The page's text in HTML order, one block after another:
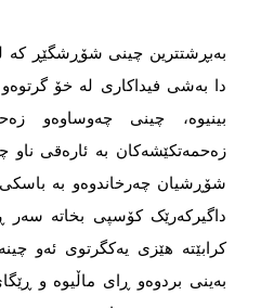
بەبڕشتترین چینی شۆڕشگێڕ کە
دا بەشی فیداکاری لە خۆ
بینیوە، چینی چەوساوەو
زەحمەتکێشەکان بە ئارەقی ناو
شۆڕشیان چەرخاندوەو بە باسکی
داگیرکەرێک کۆسپی بخاتە سەر
کرابێتە هێزی یەکگرتوی ئەو
بەینی بردوەو ڕای ماڵیوە و